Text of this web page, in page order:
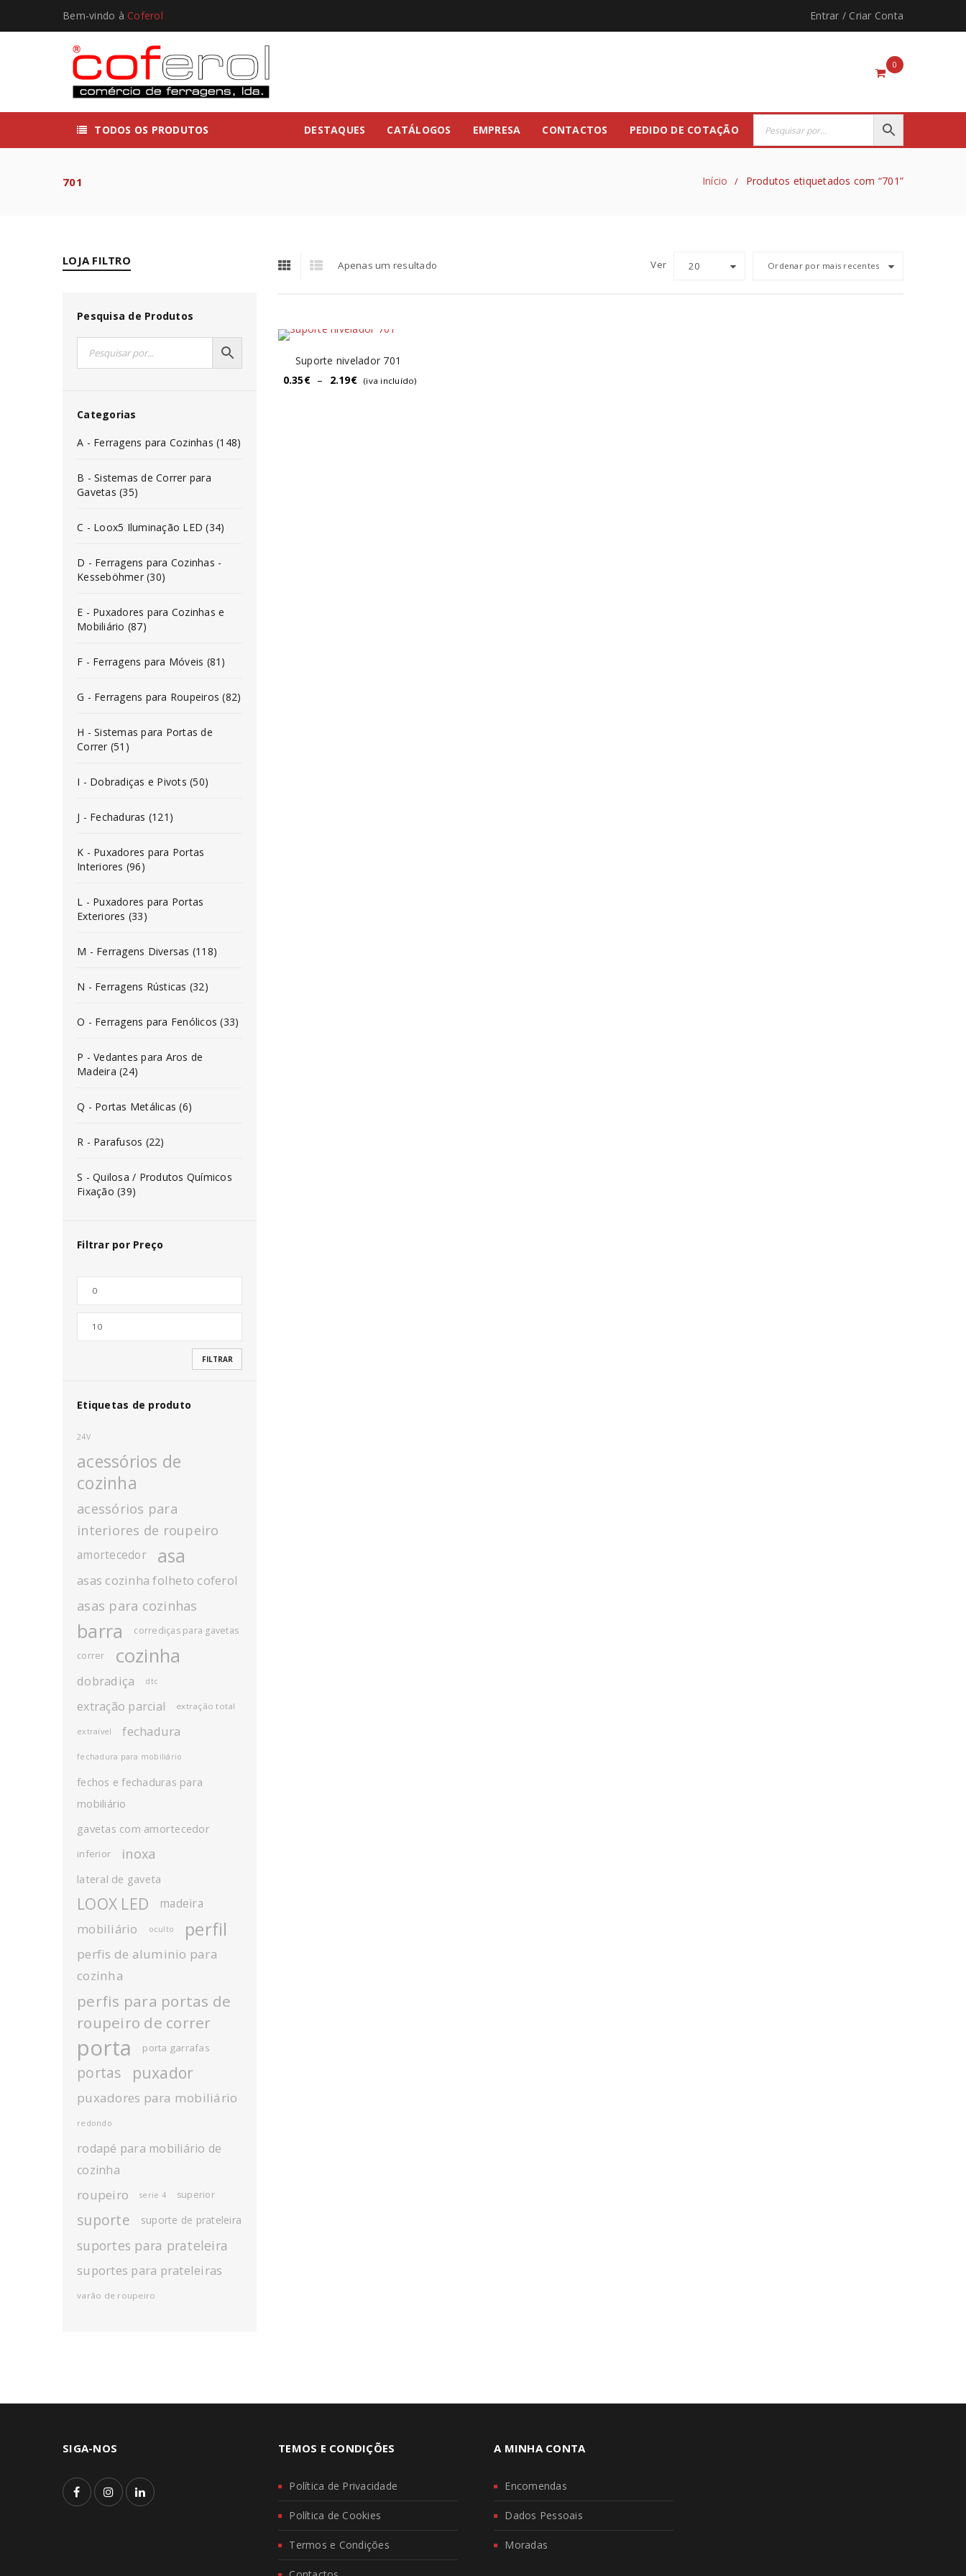
Nome de utilizador ou email
INICIAR SESSÃO
Bem-vindo à Coferol Entrar / Criar Conta
0
TODOS OS PRODUTOS DESTAQUES CATÁLOGOS EMPRESA CONTACTOS PEDIDO DE COTAÇÃO
701 Início / Produtos etiquetados com “701”
LOJA FILTRO
Pesquisa de Produtos
Categorias
A - Ferragens para Cozinhas (148)
B - Sistemas de Correr para
Gavetas (35)
C - Loox5 Iluminação LED (34)
D - Ferragens para Cozinhas -
Kesseböhmer (30)
E - Puxadores para Cozinhas e
Mobiliário (87)
F - Ferragens para Móveis (81)
G - Ferragens para Roupeiros (82)
H - Sistemas para Portas de
Correr (51)
I - Dobradiças e Pivots (50)
J - Fechaduras (121)
K - Puxadores para Portas
Interiores (96)
L - Puxadores para Portas
Exteriores (33)
M - Ferragens Diversas (118)
N - Ferragens Rústicas (32)
O - Ferragens para Fenólicos (33)
P - Vedantes para Aros de
Madeira (24)
Q - Portas Metálicas (6)
R - Parafusos (22)
S - Quilosa / Produtos Químicos
Fixação (39)
Filtrar por Preço
FILTRAR
Etiquetas de produto
24V
acessórios de
cozinha
acessórios para
interiores de roupeiro
amortecedor asa
asas cozinha folheto coferol
asas para cozinhas
barra corrediças para gavetas
correr cozinha
dobradiça dtc
extração parcial extração total
extraível fechadura
fechadura para mobiliário
fechos e fechaduras para
mobiliário
gavetas com amortecedor
inferior inoxa
lateral de gaveta
LOOX LED madeira
mobiliário oculto perfil
perfis de aluminio para
cozinha
perfis para portas de
roupeiro de correr
porta porta garrafas
portas puxador
puxadores para mobiliário
redondo
rodapé para mobiliário de
cozinha
roupeiro serie 4 superior
suporte suporte de prateleira
suportes para prateleira
suportes para prateleiras
varão de roupeiro
Apenas um resultado Ordenar por mais recentes
Ver 20
Suporte nivelador 701
0.35€ – 2.19€ (iva incluído)
SIGA-NOS TEMOS E CONDIÇÕES
Política de Privacidade
Política de Cookies
Termos e Condições
A MINHA CONTA
Encomendas
Dados Pessoais
Moradas